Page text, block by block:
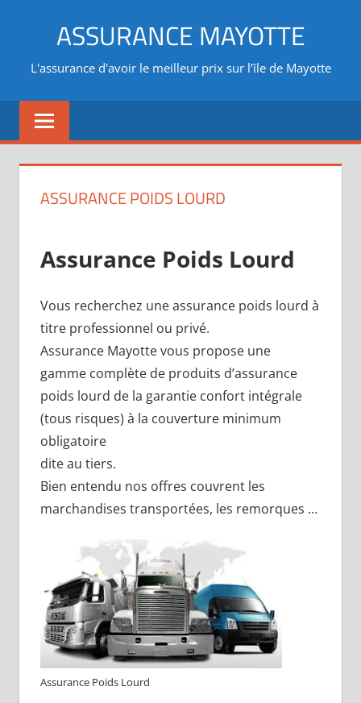
ASSURANCE MAYOTTE
L'assurance d'avoir le meilleur prix sur l’île de Mayotte
ASSURANCE POIDS LOURD
Assurance Poids Lourd
Vous recherchez une assurance poids lourd à
titre professionnel ou privé.
Assurance Mayotte vous propose une
gamme complète de produits d’assurance
poids lourd de la garantie confort intégrale
(tous risques) à la couverture minimum
obligatoire
dite au tiers.
Bien entendu nos offres couvrent les
marchandises transportées, les remorques …
Assurance Poids Lourd